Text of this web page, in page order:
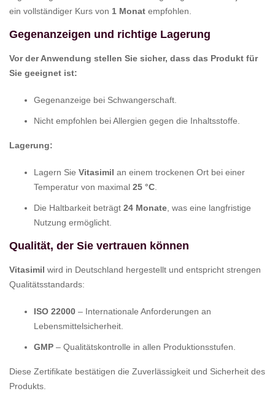
ein vollständiger Kurs von 1 Monat empfohlen.
Gegenanzeigen und richtige Lagerung
Vor der Anwendung stellen Sie sicher, dass das Produkt für
Sie geeignet ist:
Gegenanzeige bei Schwangerschaft.
Nicht empfohlen bei Allergien gegen die Inhaltsstoffe.
Lagerung:
Lagern Sie Vitasimil an einem trockenen Ort bei einer
Temperatur von maximal 25 °C
Die Haltbarkeit beträgt 24 Monate , was eine langfristige
Nutzung ermöglicht.
Qualität, der Sie vertrauen können
Vitasimil wird in Deutschland hergestellt und entspricht strengen
Qualitätsstandards:
ISO 22000 – Internationale Anforderungen an
Lebensmittelsicherheit.
GMP – Qualitätskontrolle in allen Produktionsstufen.
Diese Zertifikate bestätigen die Zuverlässigkeit und Sicherheit des
Produkts.